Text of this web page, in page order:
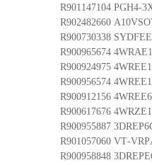
R901147104 PGH4-
R902482660
R900730338
R900965674
R900924975
R900956574
R900912156
R900617676
R900955887
R901057060 VT-
R900958848